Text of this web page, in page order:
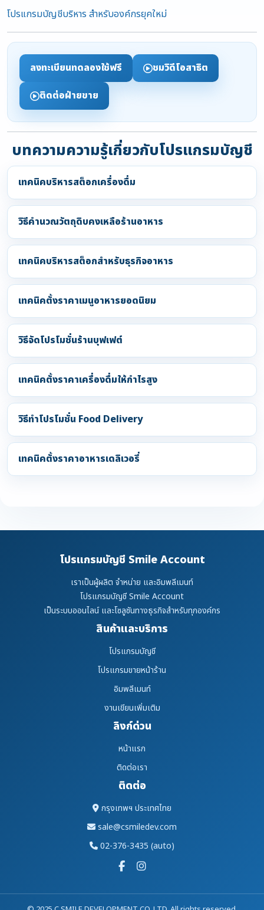
โปรแกรมบัญชีบริหาร สำหรับองค์กรยุคใหม่
ลงทะเบียนทดลองใช้ฟรี
ชมวิดีโอสาธิต
ติดต่อฝ่ายขาย
บทความความรู้เกี่ยวกับโปรแกรมบัญชี
เทคนิคบริหารสต็อกเครื่องดื่ม
วิธีคำนวณวัตถุดิบคงเหลือร้านอาหาร
เทคนิคบริหารสต็อกสำหรับธุรกิจอาหาร
เทคนิคตั้งราคาเมนูอาหารยอดนิยม
วิธีจัดโปรโมชั่นร้านบุฟเฟต์
เทคนิคตั้งราคาเครื่องดื่มให้กำไรสูง
วิธีทำโปรโมชั่น Food Delivery
เทคนิคตั้งราคาอาหารเดลิเวอรี่
โปรแกรมบัญชี Smile Account
เราเป็นผู้ผลิต จำหน่าย และอิมพลีเมนท์
โปรแกรมบัญชี Smile Account
เป็นระบบออนไลน์ และโซลูชันทางธุรกิจสำหรับทุกองค์กร
สินค้าและบริการ
โปรแกรมบัญชี
โปรแกรมขายหน้าร้าน
อิมพลีเมนท์
งานเขียนเพิ่มเติม
ลิงก์ด่วน
หน้าแรก
ติดต่อเรา
ติดต่อ
กรุงเทพฯ ประเทศไทย
sale@csmiledev.com
02-376-3435 (auto)